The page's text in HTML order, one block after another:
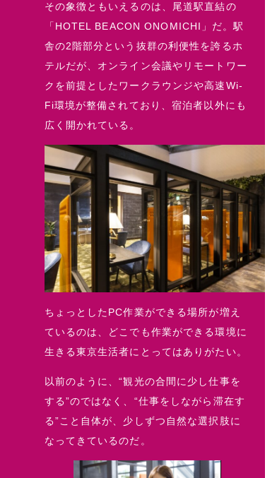
その象徴ともいえるのは、尾道駅直結の
「HOTEL BEACON ONOMICHI」だ。駅
舎の2階部分という抜群の利便性を誇るホ
テルだが、オンライン会議やリモートワー
クを前提としたワークラウンジや高速Wi-
Fi環境が整備されており、宿泊者以外にも
広く開かれている。
ちょっとしたPC作業ができる場所が増え
ているのは、どこでも作業ができる環境に
生きる東京生活者にとってはありがたい。
以前のように、“観光の合間に少し仕事を
する”のではなく、“仕事をしながら滞在す
る”こと自体が、少しずつ自然な選択肢に
なってきているのだ。